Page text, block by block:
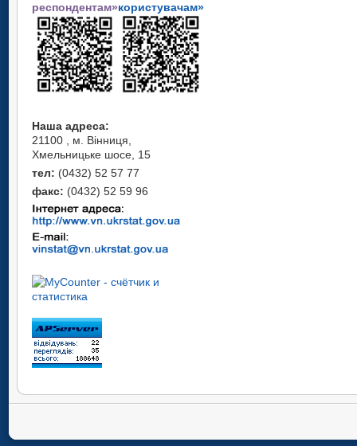
респондентам»користувачам»
Наша адреса:
21100 , м. Вінниця,
Хмельницьке шосе, 15
тел: (0432) 52 57 77
факс: (0432) 52 59 96